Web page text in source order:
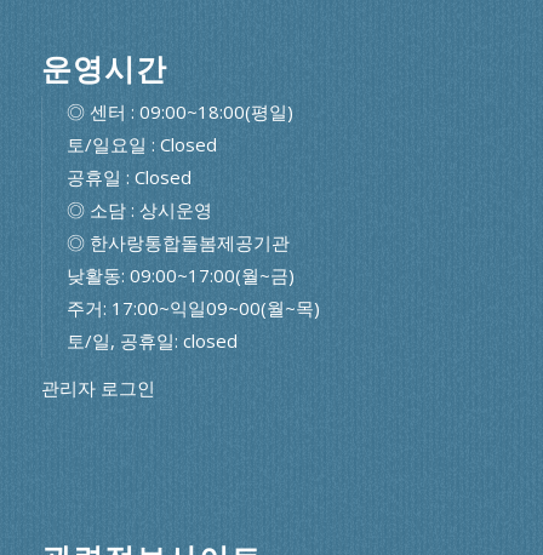
운영시간
◎ 센터 : 09:00~18:00(평일)
토/일요일 : Closed
공휴일 : Closed
◎ 소담 : 상시운영
◎ 한사랑통합돌봄제공기관
낮활동: 09:00~17:00(월~금)
주거: 17:00~익일09~00(월~목)
토/일, 공휴일: closed
관리자 로그인